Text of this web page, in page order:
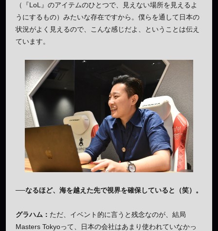
（『LoL』のアイテムのひとつで、見えない場所を見えるよ
うにするもの）みたいな存在ですから。僕らを通して日本の
状況がよく見えるので、こんな感じだよ、ということは伝え
ています。
──なるほど、海を越えた先で視界を確保していると（笑）。
グラハム： ただ、イベント的に言うと残念なのが、結局
Masters Tokyoって、日本の会社はあまり使われていなかっ